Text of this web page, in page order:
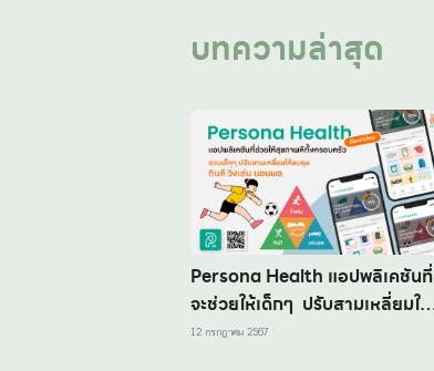
บทความล่าสุด
Persona Health แอปพลิเคชันที่
จะช่วยให้เด็กๆ ปรับสามเหลี่ยมให้
สมดุล วิ่งเล่น กินดี นอนพอ
12 กรกฎาคม 2567